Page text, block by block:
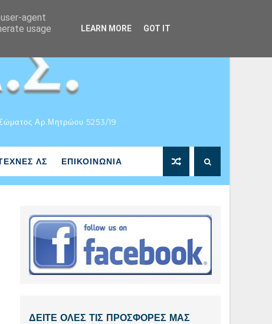
Αρ.Μητρώου 5253/19
ΛΣ ΕΠΙΚΟΙΝΩΝΙΑ
ΔΕΙΤΕ ΟΛΕΣ ΤΙΣ ΠΡΟΣΦΟΡΕΣ ΜΑΣ
agent
usage
LEARN MORE GOT IT